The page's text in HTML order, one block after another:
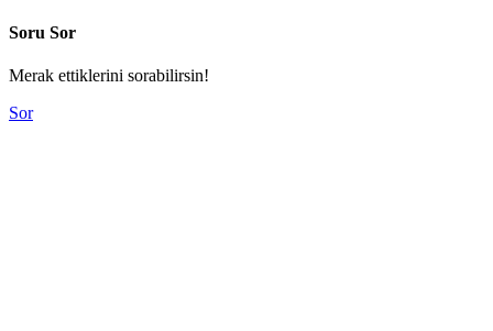
Soru Sor
Merak ettiklerini sorabilirsin!
Sor